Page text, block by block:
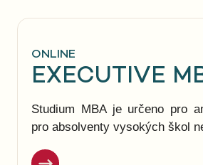
ONLINE
EXECUTIVE
Studium MBA je určeno pro
pro absolventy vysokých škol